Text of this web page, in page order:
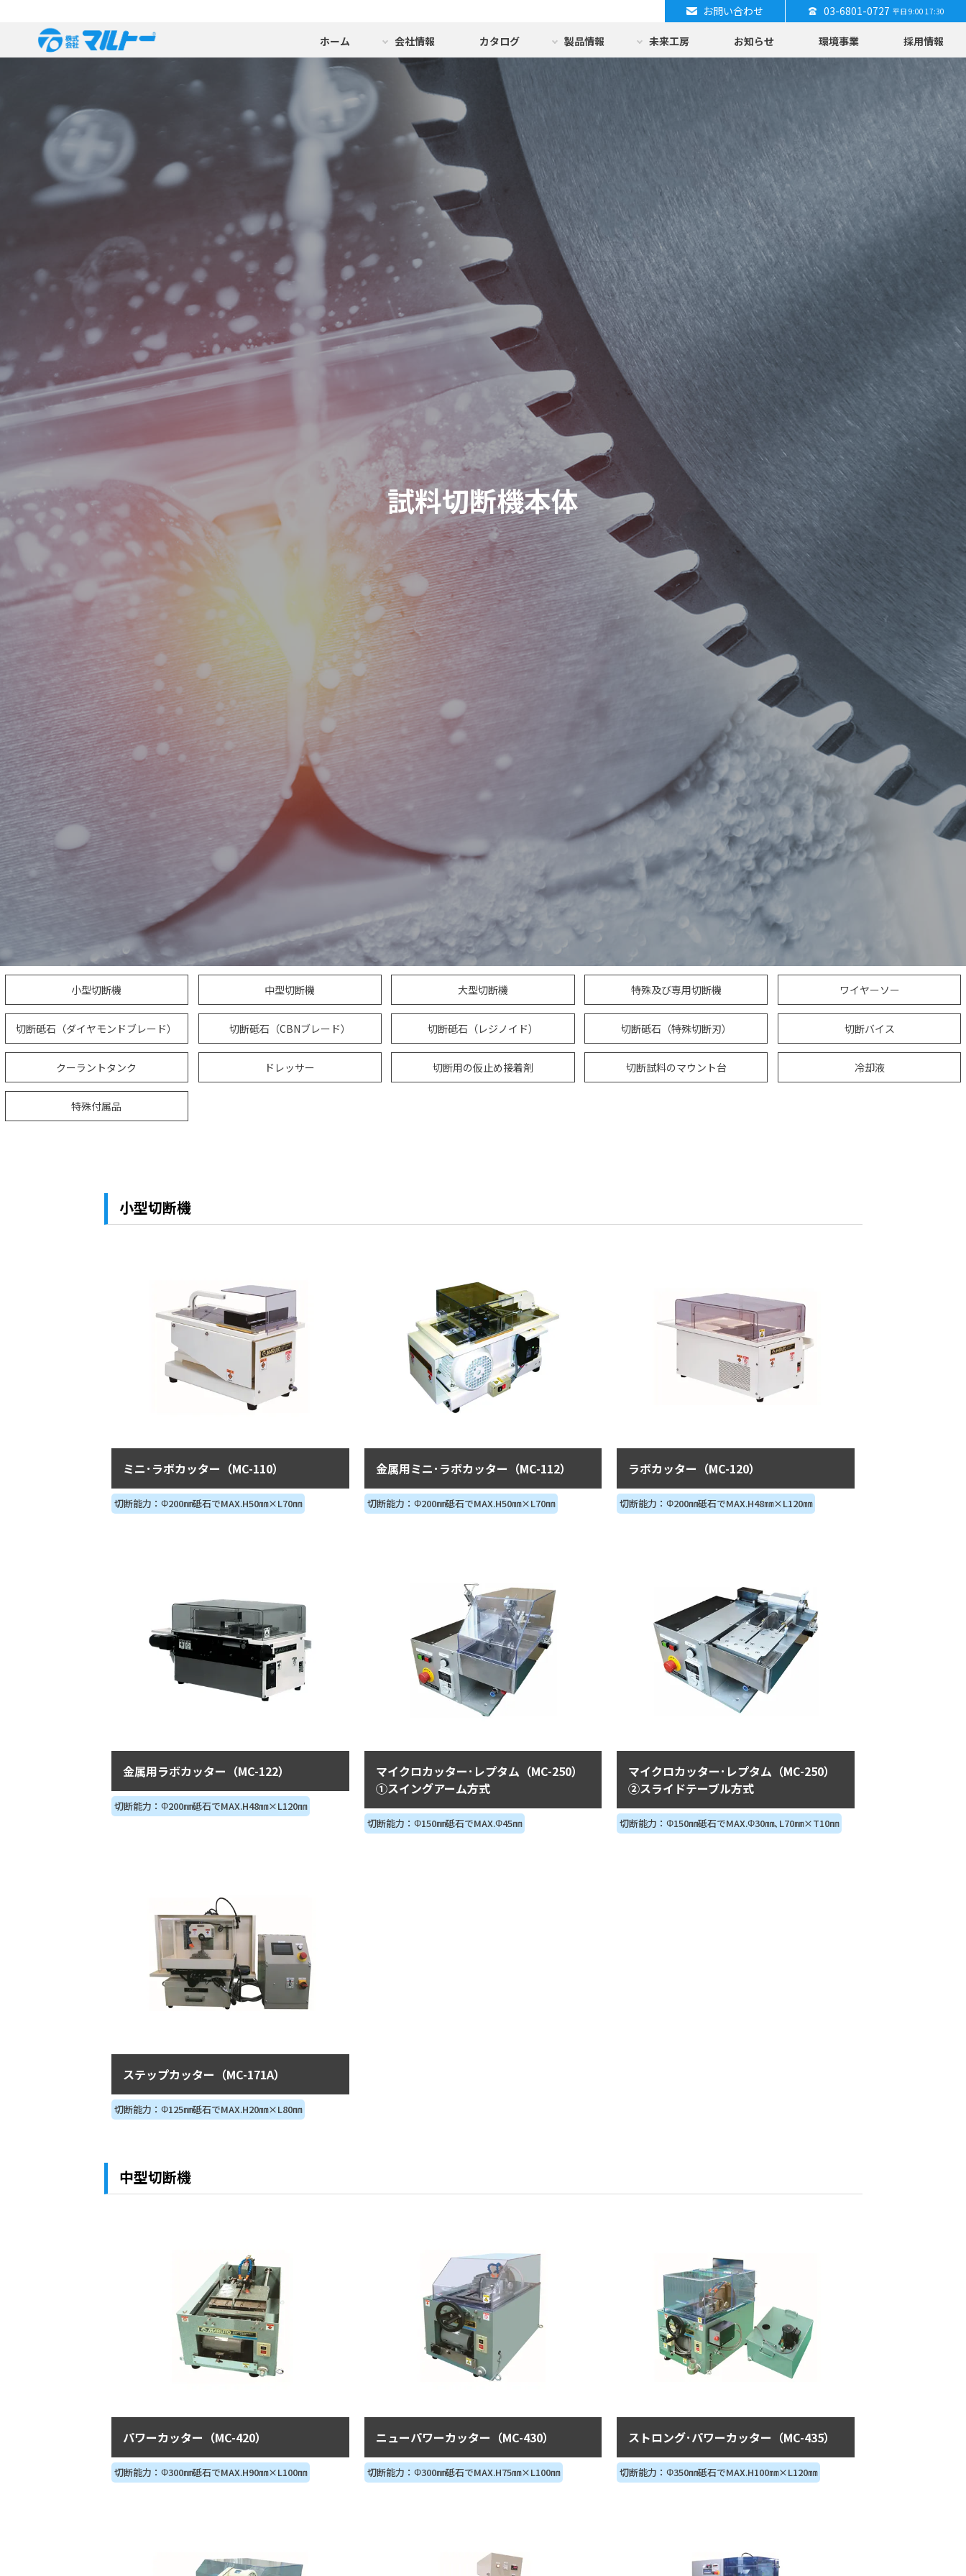
03-6801-0727 平日 9:00 17:30
お問い合わせ
ホーム 会社情報 カタログ 製品情報 未来工房 お知らせ 環境事業 採用情報
試料切断機本体
小型切断機 中型切断機 大型切断機 特殊及び専用切断機 ワイヤーソー
切断砥石（ダイヤモンドブレード） 切断砥石（CBNブレード） 切断砥石（レジノイド） 切断砥石（特殊切断刃） 切断バイス
クーラントタンク ドレッサー 切断用の仮止め接着剤 切断試料のマウント台 冷却液
特殊付属品
小型切断機
ミニ･ラボカッター（MC-110）
切断能力：Φ200㎜砥石でMAX.H50㎜×L70㎜
金属用ミニ･ラボカッター（MC-112）
切断能力：Φ200㎜砥石でMAX.H50㎜×L70㎜
ラボカッター（MC-120）
切断能力：Φ200㎜砥石でMAX.H48㎜×L120㎜
金属用ラボカッター（MC-122）
切断能力：Φ200㎜砥石でMAX.H48㎜×L120㎜
マイクロカッター･レプタム（MC-250）
①スイングアーム方式
切断能力：Φ150㎜砥石でMAX.Φ45㎜
マイクロカッター･レプタム（MC-250）
②スライドテーブル方式
切断能力：Φ150㎜砥石でMAX.Φ30㎜､L70㎜×T10㎜
ステップカッター（MC-171A）
切断能力：Φ125㎜砥石でMAX.H20㎜×L80㎜
中型切断機
パワーカッター（MC-420）
切断能力：Φ300㎜砥石でMAX.H90㎜×L100㎜
ニューパワーカッター（MC-430）
切断能力：Φ300㎜砥石でMAX.H75㎜×L100㎜
ストロング･パワーカッター（MC-435）
切断能力：Φ350㎜砥石でMAX.H100㎜×L120㎜